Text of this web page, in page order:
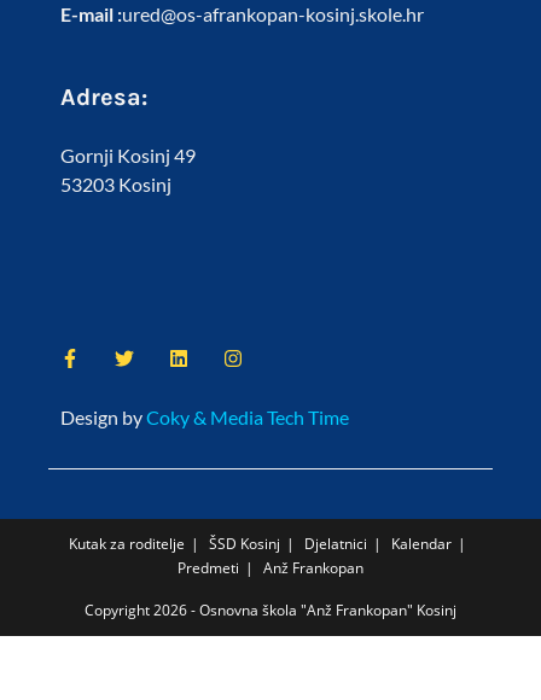
E-mail :ured@os-afrankopan-kosinj.skole.hr
Adresa:
Gornji Kosinj 49
53203 Kosinj
Design byCoky & Media Tech Time
Kutak za roditelje ŠSD Kosinj Djelatnici
Kalendar
Predmeti
Anž Frankopan
Copyright 2026 - Osnovna škola "Anž Frankopan" Kosinj